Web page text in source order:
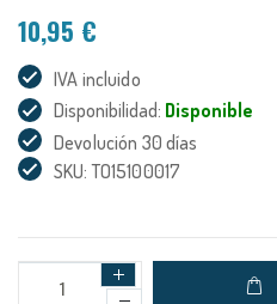
10,95 €
IVA incluido
Disponibilidad: Disponible
Devolución 30 días
SKU: TO15100017